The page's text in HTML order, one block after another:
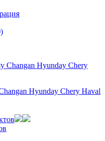
Hyunday Chery Haval